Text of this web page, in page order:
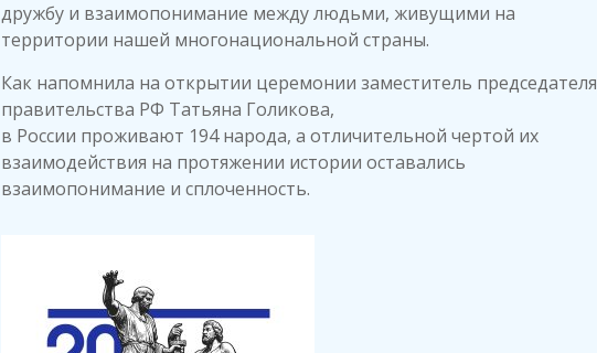
дружбу и взаимопонимание между людьми, живущими на
территории нашей многонациональной страны.
️Как напомнила на открытии церемонии заместитель председателя
правительства РФ Татьяна Голикова,
в России проживают 194 народа, а отличительной чертой их
взаимодействия на протяжении истории оставались
взаимопонимание и сплоченность.